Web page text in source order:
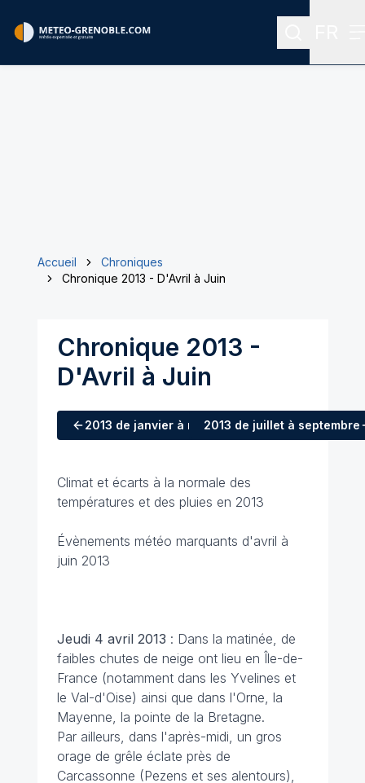
Rechercher
Accueil
Chroniques
Chronique 2013 - D'Avril à Juin
Chronique 2013 -
D'Avril à Juin
2013 de janvier à mars2013 de juillet à septembre
Climat et écarts à la normale des
températures et des pluies en 2013
Évènements météo marquants d'avril à
juin 2013
Jeudi 4 avril 2013 : Dans la matinée, de
faibles chutes de neige ont lieu en Île-de-
France (notamment dans les Yvelines et
le Val-d'Oise) ainsi que dans l'Orne, la
Mayenne, la pointe de la Bretagne.
Par ailleurs, dans l'après-midi, un gros
orage de grêle éclate près de
Carcassonne (Pezens et ses alentours),